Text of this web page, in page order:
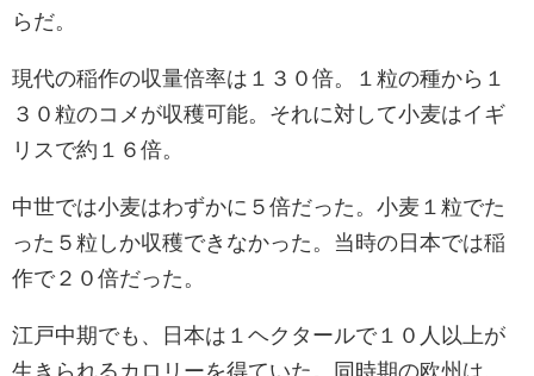
らだ。
現代の稲作の収量倍率は１３０倍。１粒の種から１
３０粒のコメが収穫可能。それに対して小麦はイギ
リスで約１６倍。
中世では小麦はわずかに５倍だった。小麦１粒でた
った５粒しか収穫できなかった。当時の日本では稲
作で２０倍だった。
江戸中期でも、日本は１ヘクタールで１０人以上が